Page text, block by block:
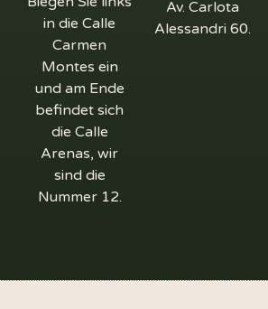
in die Calle
Carmen
Montes ein
und am Ende
befindet sich
die Calle
Arenas, wir
sind die
Nummer 12.
Av. Carlota
Alessandri 60.